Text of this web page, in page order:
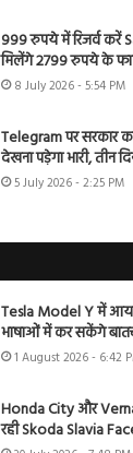
999 रुपये में रिजर्व करें
मिलेंगे 2799 रुपये के
8 July 2026 - 5:54 PM
Telegram पर सरकार
देखना पड़ेगा भारी, तीन
5 July 2026 - 2:25 PM
Tesla Model Y में
भाषाओं में कर सकेंगे
1 August 2026 - 6:42
Honda City और
रही Skoda Slavia